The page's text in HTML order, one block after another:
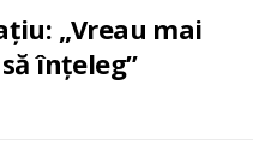
„Vreau mai
înțeleg”